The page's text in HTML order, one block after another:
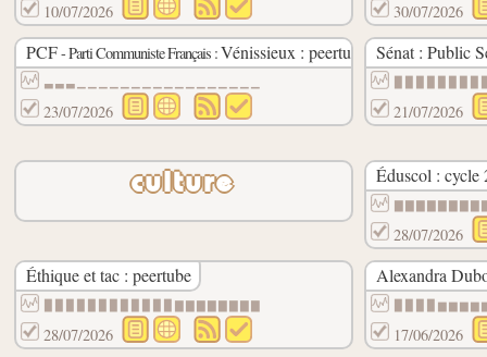
10/07/2026 30/07/2026
PCF- Parti Communiste Français :Vénissieux : peertube
▃▃▃▁▁▁▁▁▁▁▁▁▁▁▁▁▁▁▁▁
23/07/2026
Sénat : Public
21/07/2026
culture Éduscol : cycle
28/07/2026
Éthique et tac : peertube
▉▉▉▉▉▉▉▉▉▉▉▉▇▇▇▇▇▇▇▇
28/07/2026
Alexandra
17/06/2026